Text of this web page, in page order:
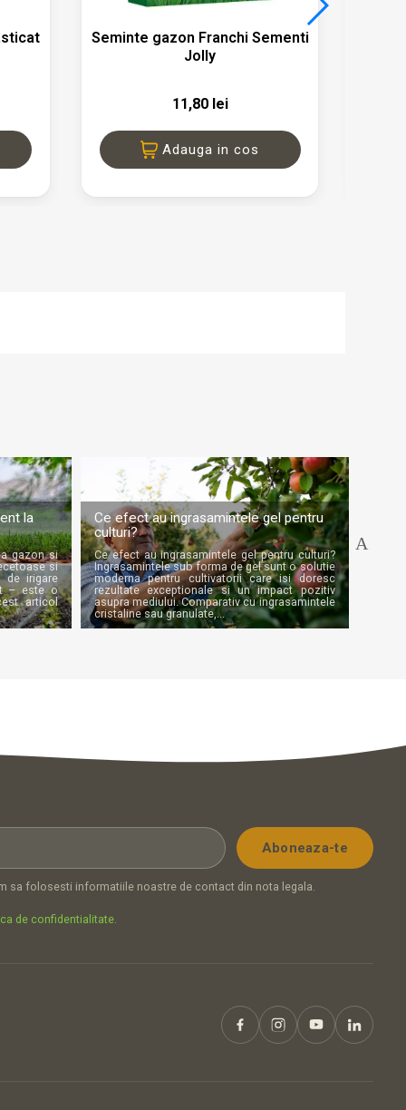
 Vizualizare rapida
Seminte gazon Franchi Sementi
Jolly
11,80 lei
Adauga in cos
la
gazon si
si
de irigare
– este o
articol
Ce efect au ingrasamintele gel pentru
culturi?
Ce efect au ingrasamintele gel pentru culturi?
Ingrasamintele sub forma de gel sunt o solutie
moderna pentru cultivatorii care isi doresc
rezultate exceptionale si un impact pozitiv
asupra mediului. Comparativ cu ingrasamintele
cristaline sau granulate,...
sa folosesti informatiile noastre de contact din nota legala.
de confidentialitate.